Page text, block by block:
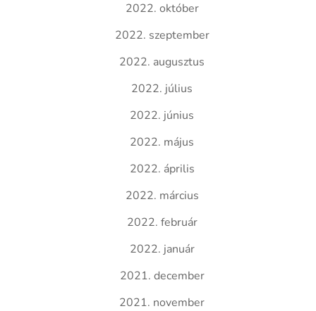
2022. október
2022. szeptember
2022. augusztus
2022. július
2022. június
2022. május
2022. április
2022. március
2022. február
2022. január
2021. december
2021. november